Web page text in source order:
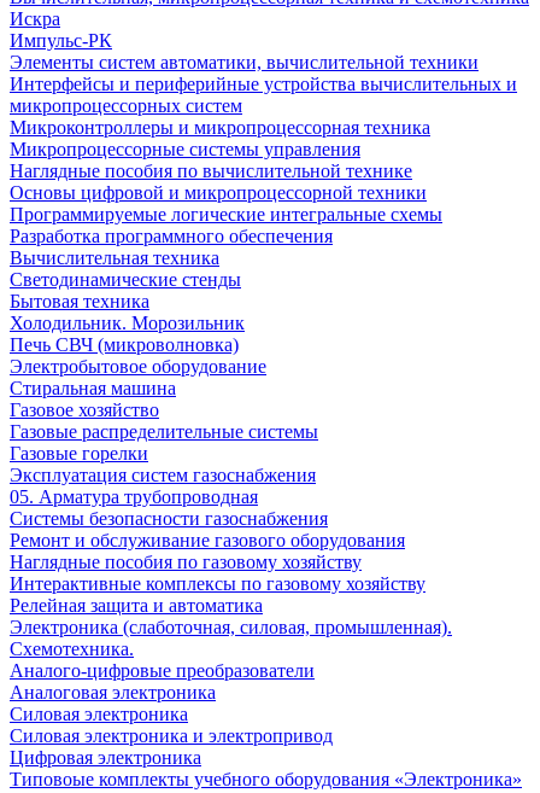
Искра
Импульс-РК
Элементы систем автоматики, вычислительной техники
Интерфейсы и периферийные устройства вычислительных и
микропроцессорных систем
Микроконтроллеры и микропроцессорная техника
Микропроцессорные системы управления
Наглядные пособия по вычислительной технике
Основы цифровой и микропроцессорной техники
Программируемые логические интегральные схемы
Разработка программного обеспечения
Вычислительная техника
Светодинамические стенды
Бытовая техника
Холодильник. Морозильник
Печь СВЧ (микроволновка)
Электробытовое оборудование
Стиральная машина
Газовое хозяйство
Газовые распределительные системы
Газовые горелки
Эксплуатация систем газоснабжения
05. Арматура трубопроводная
Системы безопасности газоснабжения
Ремонт и обслуживание газового оборудования
Наглядные пособия по газовому хозяйству
Интерактивные комплексы по газовому хозяйству
Релейная защита и автоматика
Электроника (слаботочная, силовая, промышленная).
Схемотехника.
Аналого-цифровые преобразователи
Аналоговая электроника
Cиловая электроника
Cиловая электроника и электропривод
Цифровая электроника
Типовоые комплекты учебного оборудования «Электроника»